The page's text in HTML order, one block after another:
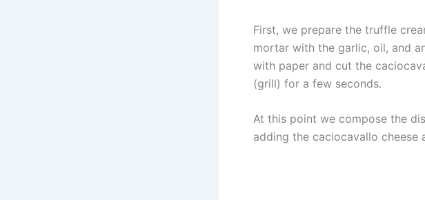
First, we prepare the truffle
mortar with the garlic, oil, and
with paper and cut the
(grill) for a few seconds.
At this point we compose the
adding the caciocavallo